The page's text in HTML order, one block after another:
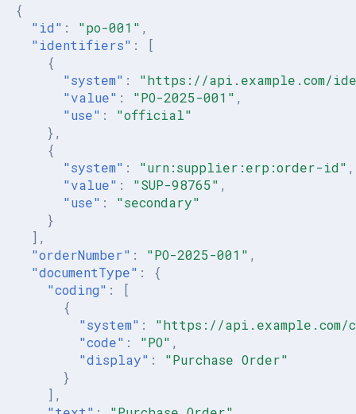
{
"id" : "po-001" ,
"identifiers" :
[
{
"system" :
"https://api.example.com/
"value" : "PO-2025-001" ,
"use" :
"official"
},
{
"system" : "urn:supplier:erp:order-id" ,
"value" : "SUP-98765" ,
"use" :
"secondary"
}
],
"orderNumber" : "PO-2025-001" ,
"documentType" :
{
"coding" :
[
{
"system" :
"https://api.example.com/
"code" : "PO" ,
"display" :
"Purchase Order"
}
],